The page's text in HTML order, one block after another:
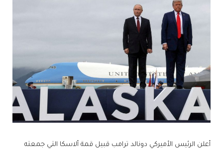
أعلن الرئيس الأميركي دونالد ترامب قبيل قمة ألاسكا التي جمعته